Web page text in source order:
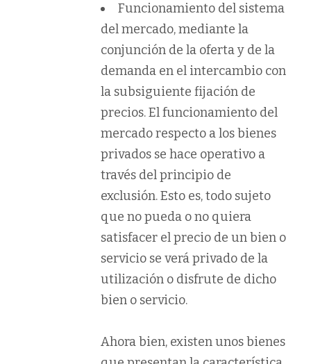
Funcionamiento del sistema
del mercado, mediante la
conjunción de la oferta y de la
demanda en el intercambio con
la subsiguiente fijación de
precios. El funcionamiento del
mercado respecto a los bienes
privados se hace operativo a
través del principio de
exclusión. Esto es, todo sujeto
que no pueda o no quiera
satisfacer el precio de un bien o
servicio se verá privado de la
utilización o disfrute de dicho
bien o servicio.
Ahora bien, existen unos bienes